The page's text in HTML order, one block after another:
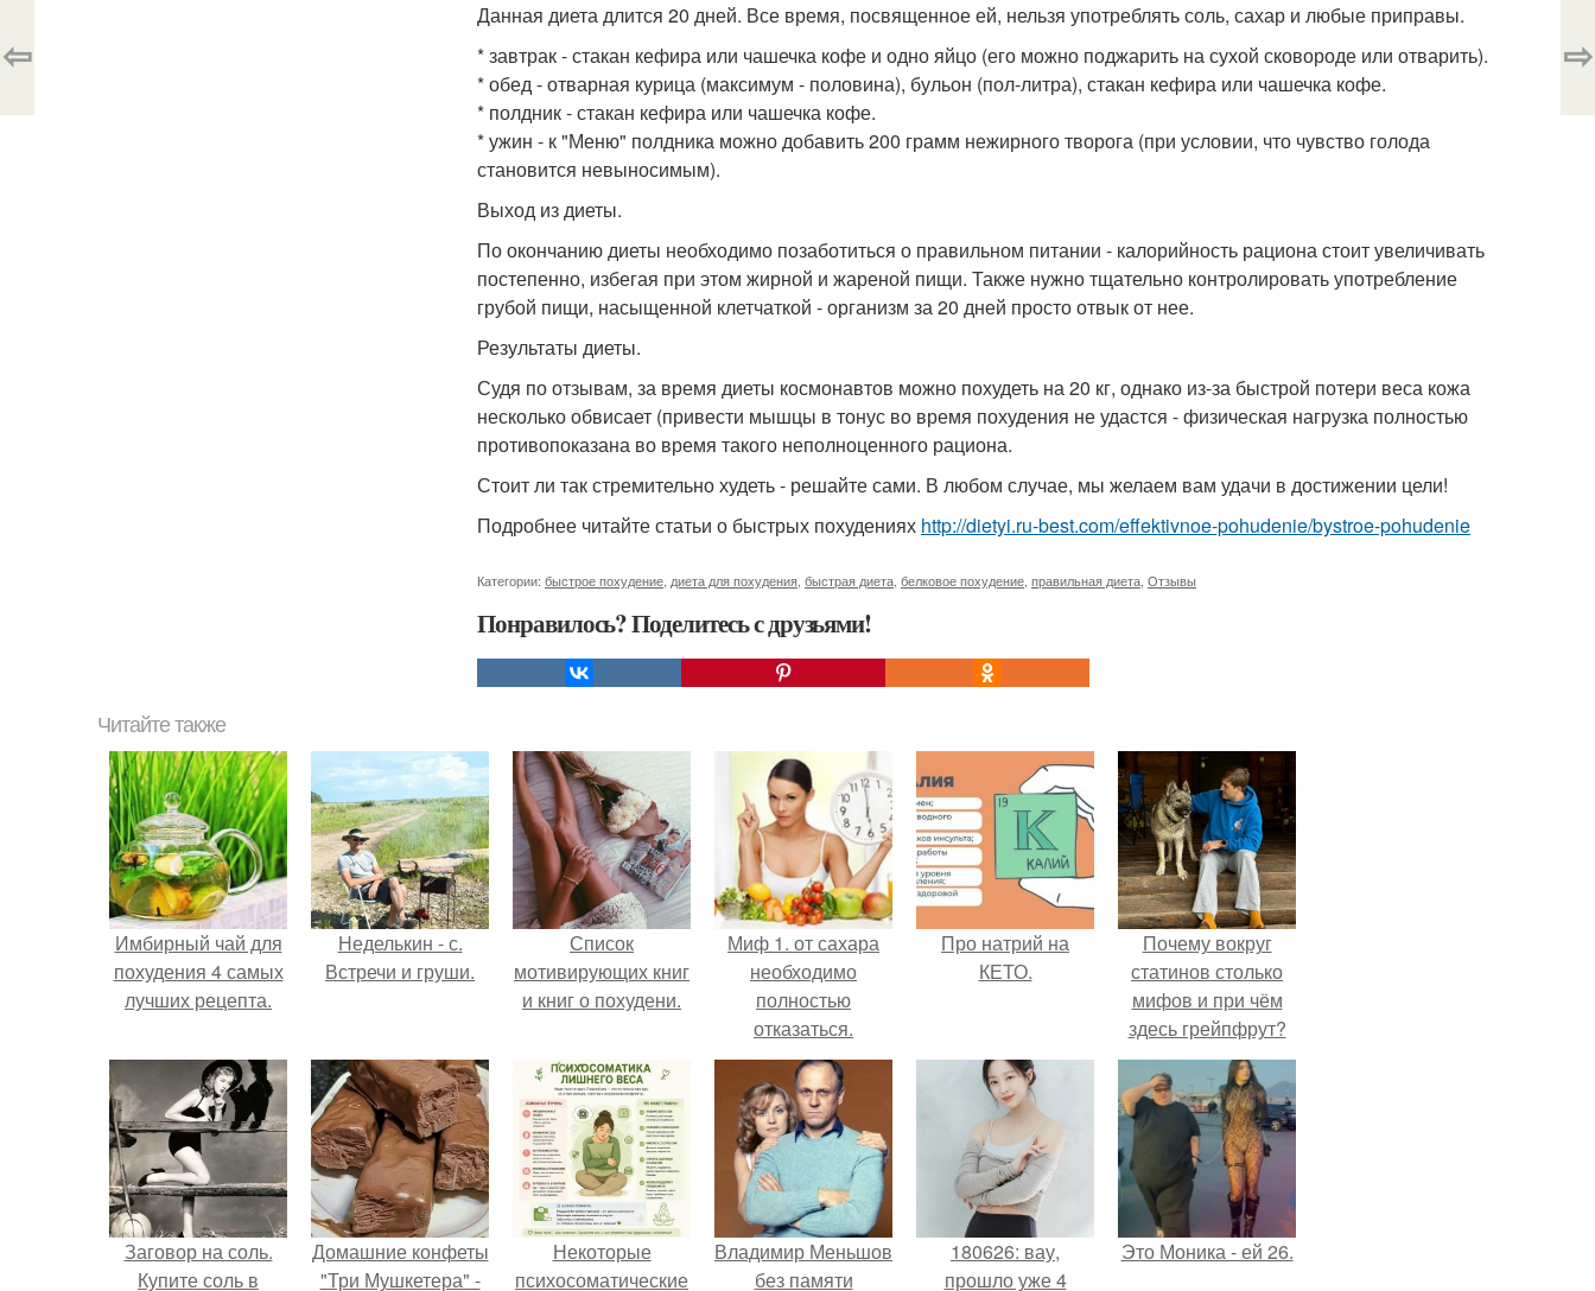
Данная диета длится 20 дней. Все время, посвященное ей, нельзя употреблять соль, сахар и любые приправы.
* завтрак - стакан кефира или чашечка кофе и одно яйцо (его можно поджарить на сухой сковороде или отварить).
* обед - отварная курица (максимум - половина), бульон (пол-литра), стакан кефира или чашечка кофе.
* полдник - стакан кефира или чашечка кофе.
* ужин - к "Меню" полдника можно добавить 200 грамм нежирного творога (при условии, что чувство голода
становится невыносимым).
Выход из диеты.
По окончанию диеты необходимо позаботиться о правильном питании - калорийность рациона стоит увеличивать
постепенно, избегая при этом жирной и жареной пищи. Также нужно тщательно контролировать употребление
грубой пищи, насыщенной клетчаткой - организм за 20 дней просто отвык от нее.
Результаты диеты.
Судя по отзывам, за время диеты космонавтов можно похудеть на 20 кг, однако из-за быстрой потери веса кожа
несколько обвисает (привести мышцы в тонус во время похудения не удастся - физическая нагрузка полностью
противопоказана во время такого неполноценного рациона.
Стоит ли так стремительно худеть - решайте сами. В любом случае, мы желаем вам удачи в достижении цели!
Подробнее читайте статьи о быстрых похудениях http://dietyi.ru-best.com/effektivnoe-pohudenie/bystroe-pohudenie
Категории: быстрое похудение диета для похудения быстрая диета белковое похудение правильная диета Отзывы
Понравилось? Поделитесь с друзьями!
⇦ ⇨
Читайте также
Имбирный чай для
похудения 4 самых
лучших рецепта.
Неделькин - с.
Встречи и груши.
Список
мотивирующих книг
и книг о похудени.
Миф 1. от сахара
необходимо
полностью
отказаться.
Про натрий на
КЕТО.
Почему вокруг
статинов столько
мифов и при чём
здесь грейпфрут?
Заговор на соль.
Купите соль в
Домашние конфеты
"Три Мушкетера" -
Некоторые
психосоматические
Владимир Меньшов
без памяти
180626: вау,
прошло уже 4
Это Моника - ей 26.